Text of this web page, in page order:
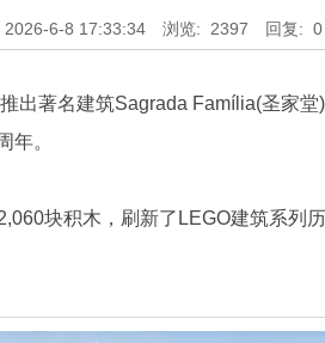
2026-6-8 17:33:34 浏览: 2397 回复: 0
出著名建筑Sagrada Família(圣家
年。
块积木，刷新了LEGO建筑系列